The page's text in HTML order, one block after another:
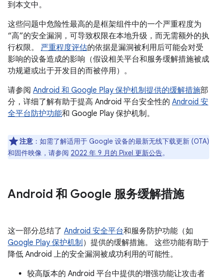
到本文中。
这些问题中危险性最高的是框架组件中的一个严重程度为
“高”的安全漏洞，可导致权限在本地升级，而无需额外的执
行权限。 严重程度评估的依据是漏洞被利用后可能会对受
影响的设备造成的影响（假设相关平台和服务缓解措施被成
功规避或出于开发目的而被停用）。
请参阅 Android 和 Google Play 保护机制提供的缓解措施部
分，详细了解有助于提高 Android 平台安全性的 Android 安
全平台防护功能和 Google Play 保护机制。
注意 ：如需了解适用于 Google 设备的最新无线下载更新 (OTA)
和固件映像，请参阅 2022 年 9 月的 Pixel 更新公告。
Android 和 Google 服务缓解措施
这一部分总结了 Android 安全平台和服务防护功能（如
Google Play 保护机制 ）提供的缓解措施。 这些功能有助于
降低 Android 上的安全漏洞被成功利用的可能性。
较高版本的 Android 平台中提供的增强功能让攻击者